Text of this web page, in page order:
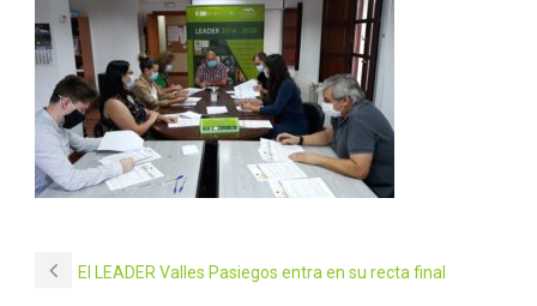
El LEADER Valles Pasiegos entra en su recta final